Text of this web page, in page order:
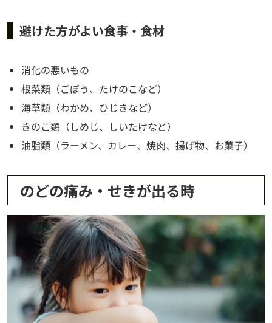
避けた方がよい食事・食材
消化の悪いもの
根菜類（ごぼう、たけのこなど）
海草類（わかめ、ひじきなど）
きのこ類（しめじ、しいたけなど）
油脂類（ラーメン、カレー、焼肉、揚げ物、お菓子）
のどの痛み・せきが出る時